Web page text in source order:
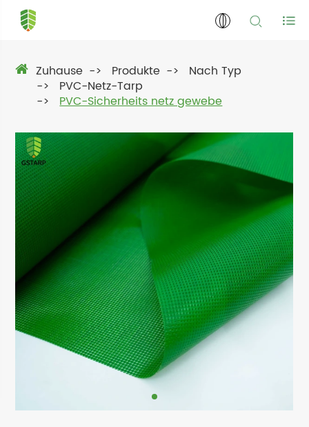
Zuhause Produkte
Nach Typ
PVC-Netz-Tarp
PVC-Sicherheits netz gewebe